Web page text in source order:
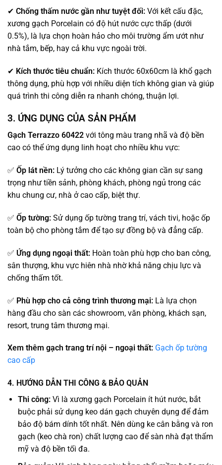
✔ Chống thấm nước gần như tuyệt đối: Với kết cấu đặc,
xương gạch Porcelain có độ hút nước cực thấp (dưới
0.5%), là lựa chọn hoàn hảo cho môi trường ẩm ướt như
nhà tắm, bếp, hay cả khu vực ngoài trời.
✔ Kích thước tiêu chuẩn: Kích thước 60x60cm là khổ gạch
thông dụng, phù hợp với nhiều diện tích không gian và giúp
quá trình thi công diễn ra nhanh chóng, thuận lợi.
3. ỨNG DỤNG CỦA SẢN PHẨM
Gạch Terrazzo 60422 với tông màu trang nhã và độ bền
cao có thể ứng dụng linh hoạt cho nhiều khu vực:
✅ Ốp lát nền: Lý tưởng cho các không gian cần sự sang
trọng như tiền sảnh, phòng khách, phòng ngủ trong các
khu chung cư, nhà ở cao cấp, biệt thự.
✅ Ốp tường: Sử dụng ốp tường trang trí, vách tivi, hoặc ốp
toàn bộ cho phòng tắm để tạo sự đồng bộ và đẳng cấp.
✅ Ứng dụng ngoại thất: Hoàn toàn phù hợp cho ban công,
sân thượng, khu vực hiên nhà nhờ khả năng chịu lực và
chống thấm tốt.
✅ Phù hợp cho cả công trình thương mại: Là lựa chọn
hàng đầu cho sàn các showroom, văn phòng, khách sạn,
resort, trung tâm thương mại.
Xem thêm gạch trang trí nội – ngoại thất: Gạch ốp tường
cao cấp
4. HƯỚNG DẪN THI CÔNG & BẢO QUẢN
Thi công:Vì là xương gạch Porcelain ít hút nước, bắt
buộc phải sử dụng keo dán gạch chuyên dụng để đảm
bảo độ bám dính tốt nhất. Nên dùng ke cân bằng và ron
gạch (keo chà ron) chất lượng cao để sàn nhà đạt thẩm
mỹ và độ bền tối đa.